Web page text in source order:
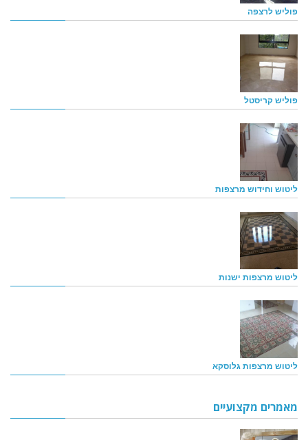
פוליש לרצפה
פוליש קריסטל
ליטוש וחידוש מרצפות
ליטוש מרצפות ישנות
ליטוש מרצפות גלוסקא
מאמרים מקצועיים